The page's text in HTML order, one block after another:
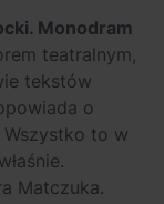
Monodram
teatralnym,
tekstów
o
Wszystko to w
Matczuka.